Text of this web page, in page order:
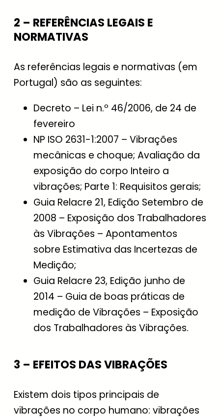
2 – REFERÊNCIAS LEGAIS E
NORMATIVAS
As referências legais e normativas (em
Portugal) são as seguintes:
Decreto – Lei n.º 46/2006, de 24 de
fevereiro
NP ISO 2631-1:2007 – Vibrações
mecânicas e choque; Avaliação da
exposição do corpo Inteiro a
vibrações; Parte 1: Requisitos gerais;
Guia Relacre 21, Edição Setembro de
2008 – Exposição dos Trabalhadores
às Vibrações – Apontamentos
sobre Estimativa das Incertezas de
Medição;
Guia Relacre 23, Edição junho de
2014 – Guia de boas práticas de
medição de Vibrações – Exposição
dos Trabalhadores às Vibrações.
3 – EFEITOS DAS VIBRAÇÕES
Existem dois tipos principais de
vibrações no corpo humano: vibrações